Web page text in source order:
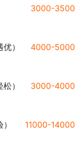
3000-
） 4000-5000
） 3000-
11000-